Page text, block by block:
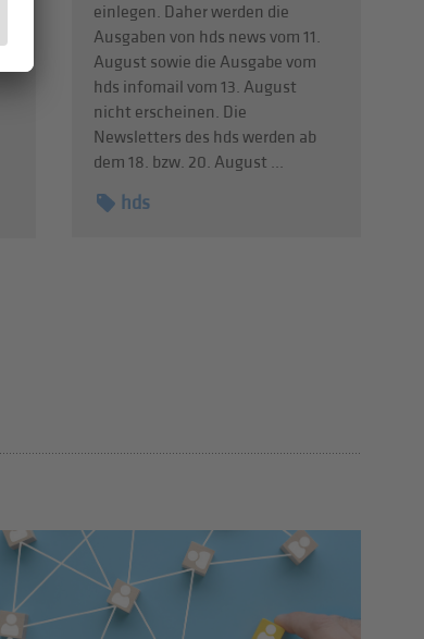
einlegen. Daher werden die
Ausgaben von hds news vom 11.
August sowie die Ausgabe vom
hds infomail vom 13. August
nicht erscheinen. Die
Newsletters des hds werden ab
dem 18. bzw. 20. August ...
hds